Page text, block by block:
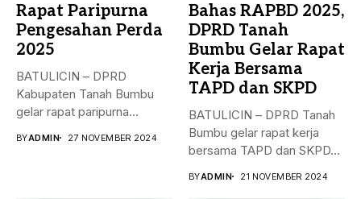
Rapat Paripurna
Pengesahan Perda
2025
BATULICIN – DPRD
Kabupaten Tanah Bumbu
gelar rapat paripurna
BYADMIN 27 NOVEMBER 2024
Bahas RAPBD 2025,
DPRD Tanah
Bumbu Gelar Rapat
Kerja Bersama
TAPD dan SKPD
BATULICIN – DPRD Tanah
Bumbu gelar rapat kerja
bersama TAPD dan SKPD...
BYADMIN 21 NOVEMBER 2024